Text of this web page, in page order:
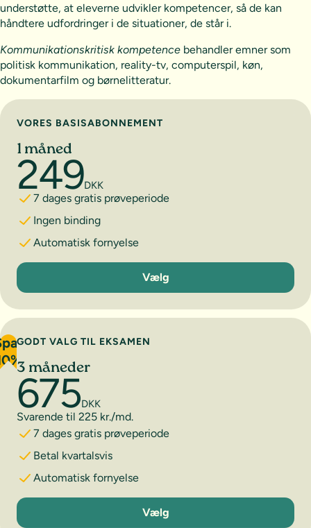
understøtte, at eleverne udvikler kompetencer, så de kan
håndtere udfordringer i de situationer, de står i.
Kommunikationskritisk kompetence behandler emner som
politisk kommunikation, reality-tv, computerspil, køn,
dokumentarfilm og børnelitteratur.
Vælg abonnement
VORES BASISABONNEMENT
1 måned
249DKK
7 dages gratis prøveperiode
Ingen binding
Automatisk fornyelse
1 måned
Vælg
GODT VALG TIL EKSAMEN
3 måneder
675DKK
Svarende til 225 kr./md.
7 dages gratis prøveperiode
Betal kvartalsvis
Automatisk fornyelse
3 måneder
Vælg